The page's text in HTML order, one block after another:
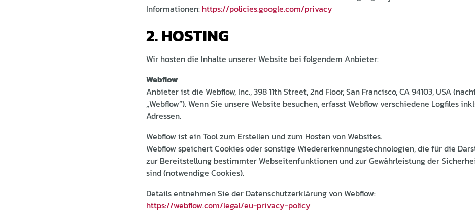
Informationen: https://policies.google.com/privacy
2. HOSTING
Wir hosten die Inhalte unserer Website bei folgendem Anbieter:
Webflow
Anbieter ist die Webflow, Inc., 398 11th Street, 2nd Floor, San Francisco, CA 94103, USA
„Webflow“). Wenn Sie unsere Website besuchen, erfasst Webflow verschiedene Logfiles
Adressen.
Webflow ist ein Tool zum Erstellen und zum Hosten von Websites.
Webflow speichert Cookies oder sonstige Wiedererkennungstechnologien, die für die
zur Bereitstellung bestimmter Webseitenfunktionen und zur Gewährleistung der
sind (notwendige Cookies).
Details entnehmen Sie der Datenschutzerklärung von Webflow:
https://webflow.com/legal/eu-privacy-policy